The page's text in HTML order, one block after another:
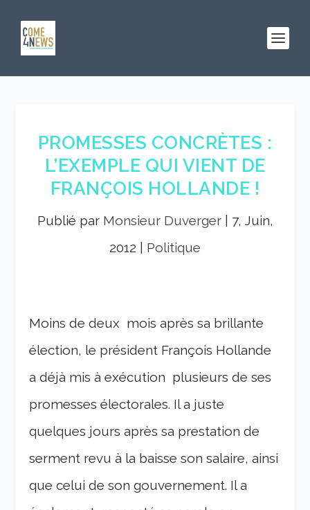
PROMESSES CONCRÈTES :
L’EXEMPLE QUI VIENT DE
FRANÇOIS HOLLANDE !
Publié par Monsieur Duverger| 7, Juin,
2012
Politique
Moins de deux mois après sa brillante
élection, le président François Hollande
a déjà mis à exécution plusieurs de ses
promesses électorales. Il a juste
quelques jours après sa prestation de
serment revu à la baisse son salaire, ainsi
que celui de son gouvernement. Il a